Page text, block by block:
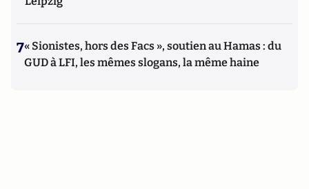
7« Sionistes, hors des Facs », soutien au Hamas : du
GUD à LFI, les mêmes slogans, la même haine